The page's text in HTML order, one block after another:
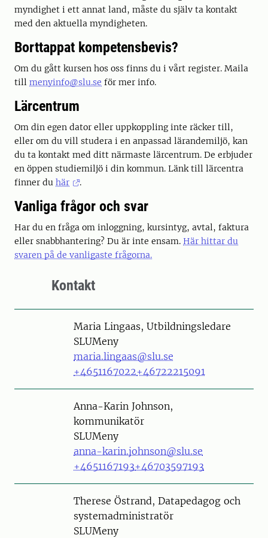
myndighet i ett annat land, måste du själv ta kontakt
med den aktuella myndigheten.
Borttappat kompetensbevis?
Om du gått kursen hos oss finns du i vårt register. Maila
till menyinfo@slu.se för mer info.
Lärcentrum
Om din egen dator eller uppkoppling inte räcker till,
eller om du vill studera i en anpassad lärandemiljö, kan
du ta kontakt med ditt närmaste lärcentrum. De erbjuder
en öppen studiemiljö i din kommun. Länk till lärcentra
finner du här .
Vanliga frågor och svar
Har du en fråga om inloggning, kursintyg, avtal, faktura
eller snabbhantering? Du är inte ensam. Här hittar du
svaren på de vanligaste frågorna.
Kontakt
PersonMaria Lingaas, Utbildningsledare
SLUMeny
maria.lingaas@slu.se
+4651167022+46722215091
PersonAnna-Karin Johnson,
kommunikatör
SLUMeny
anna-karin.johnson@slu.se
+4651167193+46703597193
PersonTherese Östrand, Datapedagog och
systemadministratör
SLUMeny